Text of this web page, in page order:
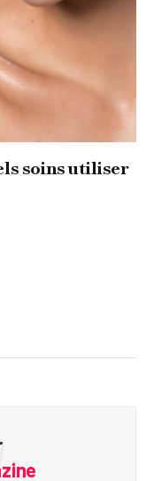
soins utiliser